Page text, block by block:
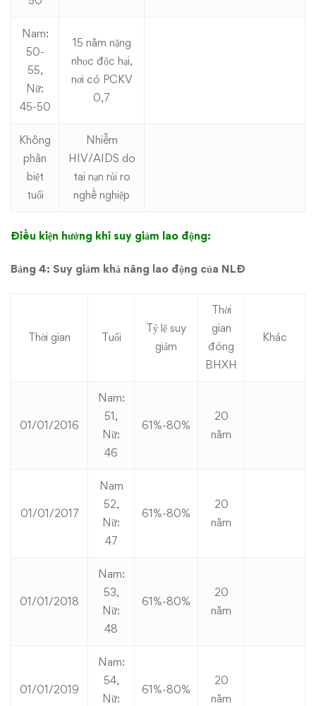
Nam:
50-
55,
Nữ:
45-50
15 năm nặng
nhọc độc hại,
nơi có PCKV
0,7
Không
phân
biệt
tuổi
Nhiễm
HIV/AIDS do
tai nạn rủi ro
nghề nghiệp
Điều kiện hưởng khi suy giảm lao động:
Bảng 4: Suy giảm khả năng lao động của NLĐ
Thời gian Tuổi
Tỷ lệ suy
giảm
Thời
gian
đóng
BHXH
Khác
01/01/2016
Nam:
51,
Nữ:
46
61%-80%
20
năm
01/01/2017
Nam
52,
Nữ:
47
61%-80%
20
năm
01/01/2018
Nam:
53,
Nữ:
48
61%-80%
20
năm
01/01/2019
Nam:
54,
Nữ:
61%-80%
20
năm